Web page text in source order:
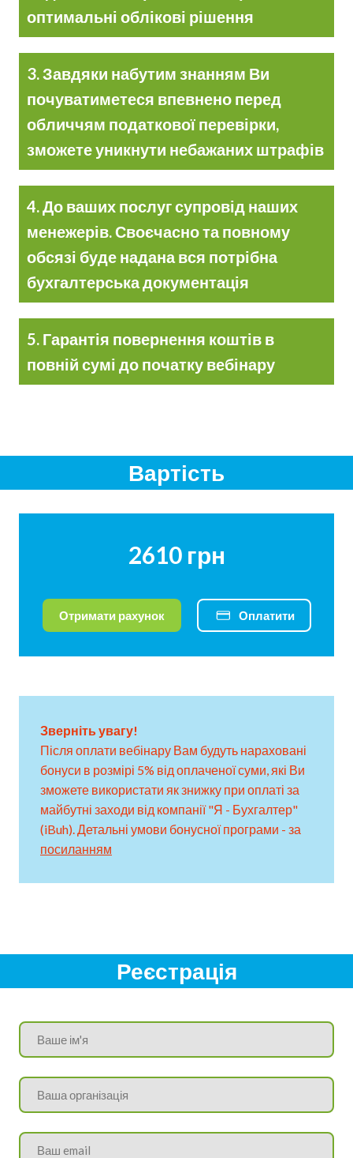
оптимальні облікові рішення
3. Завдяки набутим знанням Ви
почуватиметеся впевнено перед
обличчям податкової перевірки,
зможете уникнути небажаних штрафів
4. До ваших послуг супровід наших
менежерів. Своєчасно та повному
обсязі буде надана вся потрібна
бухгалтерська документація
5. Гарантія повернення коштів в
повній сумі до початку вебінару
Вартість
2610 грн
Отримати рахунок Оплатити
Зверніть увагу!
Після оплати вебінару Вам будуть нараховані
бонуси в розмірі 5% від оплаченої суми, які Ви
зможете використати як знижку при оплаті за
майбутні заходи від компанії "Я - Бухгалтер"
(iBuh). Детальні умови бонусної програми - за
посиланням
Реєстрація